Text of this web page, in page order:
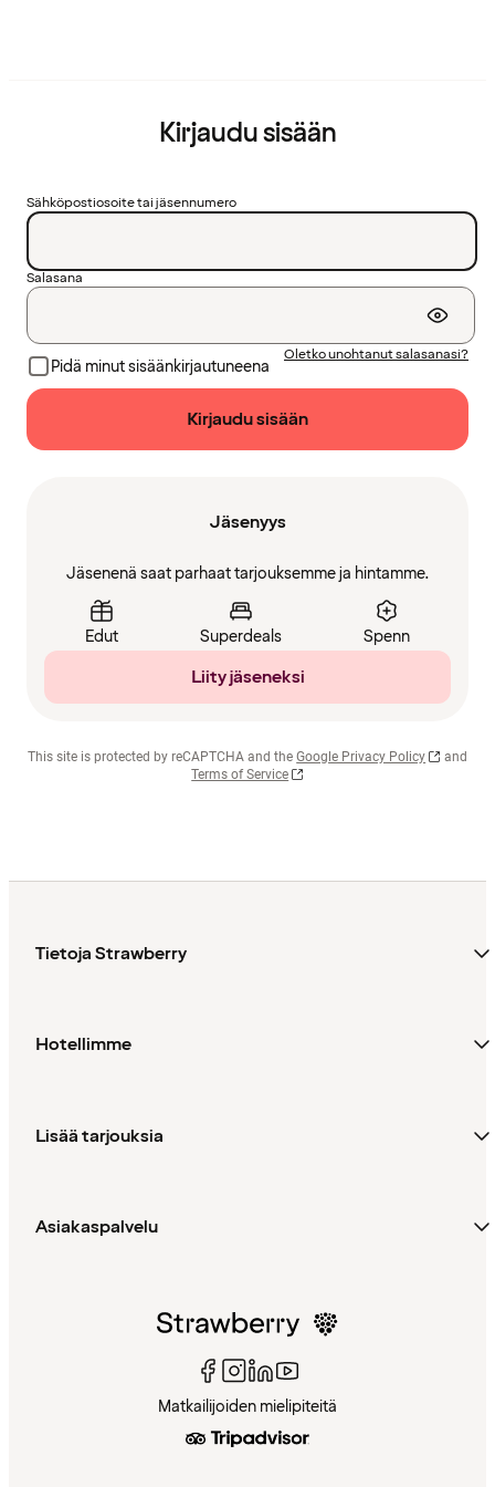
Kirjaudu sisään
Sähköpostiosoite tai jäsennumero
Salasana
Pidä minut sisäänkirjautuneena
Oletko unohtanut salasanasi?
Kirjaudu sisään
Jäsenyys
Jäsenenä saat parhaat tarjouksemme ja hintamme.
Edut Superdeals Spenn
Liity jäseneksi
This site is protected by reCAPTCHA and the Google Privacy Policy
and
Terms of Service
Tietoja Strawberry
Hotellimme
Lisää tarjouksia
Asiakaspalvelu
Matkailijoiden mielipiteitä